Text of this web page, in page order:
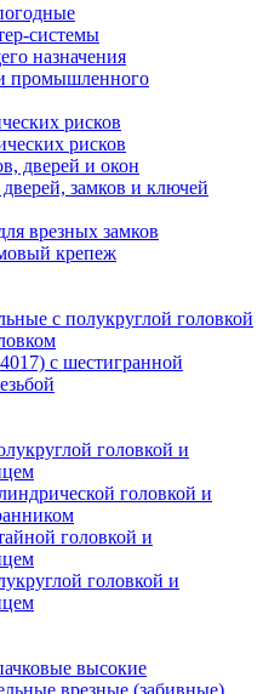
системы
назначения
промышленного
рисков
рисков
дверей и окон
замков и ключей
врезных замков
крепеж
с полукруглой головкой
с шестигранной
головкой и
головкой и
головкой и
головкой и
высокие
врезные (забивные)